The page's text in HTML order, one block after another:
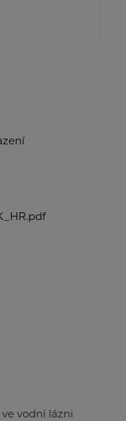
vodní lázni